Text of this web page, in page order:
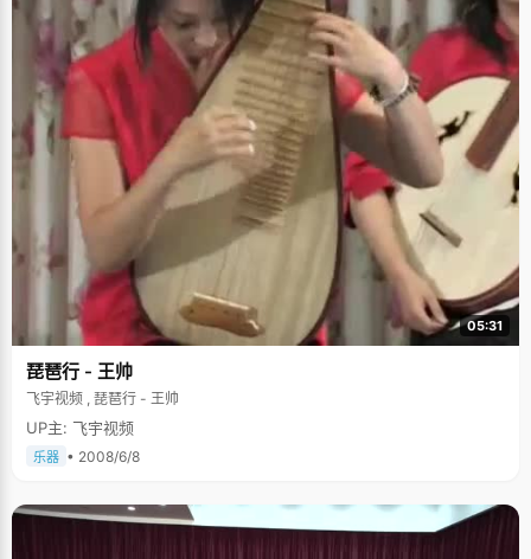
05:31
琵琶行 - 王帅
飞宇视频 , 琵琶行 - 王帅
UP主: 飞宇视频
乐器 • 2008/6/8